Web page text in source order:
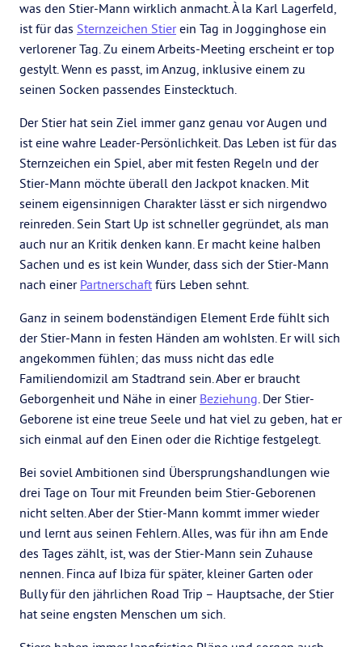
was den Stier-Mann wirklich anmacht. À la Karl Lagerfeld,
ist für das Sternzeichen Stierein Tag in Jogginghose ein
verlorener Tag. Zu einem Arbeits-Meeting erscheint er top
gestylt. Wenn es passt, im Anzug, inklusive einem zu
seinen Socken passendes Einstecktuch.
Der Stier hat sein Ziel immer ganz genau vor Augen und
ist eine wahre Leader-Persönlichkeit. Das Leben ist für das
Sternzeichen ein Spiel, aber mit festen Regeln und der
Stier-Mann möchte überall den Jackpot knacken. Mit
seinem eigensinnigen Charakter lässt er sich nirgendwo
reinreden. Sein Start Up ist schneller gegründet, als man
auch nur an Kritik denken kann. Er macht keine halben
Sachen und es ist kein Wunder, dass sich der Stier-Mann
nach einer Partnerschaft fürs Leben sehnt.
Ganz in seinem bodenständigen Element Erde fühlt sich
der Stier-Mann in festen Händen am wohlsten. Er will sich
angekommen fühlen; das muss nicht das edle
Familiendomizil am Stadtrand sein. Aber er braucht
Geborgenheit und Nähe in einer Beziehung. Der Stier-
Geborene ist eine treue Seele und hat viel zu geben, hat er
sich einmal auf den Einen oder die Richtige festgelegt.
Bei soviel Ambitionen sind Übersprungshandlungen wie
drei Tage on Tour mit Freunden beim Stier-Geborenen
nicht selten. Aber der Stier-Mann kommt immer wieder
und lernt aus seinen Fehlern. Alles, was für ihn am Ende
des Tages zählt, ist, was der Stier-Mann sein Zuhause
nennen. Finca auf Ibiza für später, kleiner Garten oder
Bully für den jährlichen Road Trip – Hauptsache, der Stier
hat seine engsten Menschen um sich.